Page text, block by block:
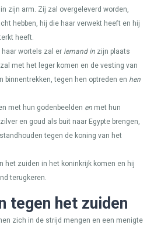
zijn arm. Zíj zal overgeleverd worden,
hebben, hij die haar verwekt heeft en hij
heeft.
haar wortels zal er iemand in zijn plaats
met het leger komen en de vesting van
binnentrekken, tegen hen optreden en hen
met hun godenbeelden en met hun
en goud als buit naar Egypte brengen,
tegen de koning van het
het zuiden in het koninkrijk komen en hij
terugkeren.
tegen het zuiden
zich in de strijd mengen en een menigte